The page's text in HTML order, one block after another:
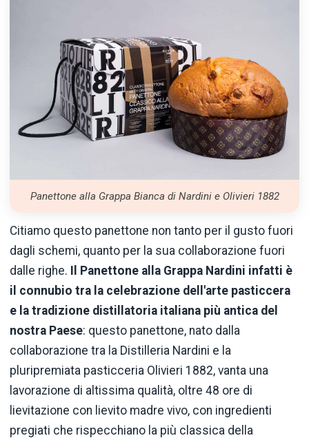
Panettone alla Grappa Bianca di Nardini e Olivieri 1882
Citiamo questo panettone non tanto per il gusto fuori
dagli schemi, quanto per la sua collaborazione fuori
dalle righe. Il Panettone alla Grappa Nardini infatti è
il connubio tra la celebrazione dell'arte pasticcera
e la tradizione distillatoria italiana più antica del
nostra Paese: questo panettone, nato dalla
collaborazione tra la Distilleria Nardini e la
pluripremiata pasticceria Olivieri 1882, vanta una
lavorazione di altissima qualità, oltre 48 ore di
lievitazione con lievito madre vivo, con ingredienti
pregiati che rispecchiano la più classica della